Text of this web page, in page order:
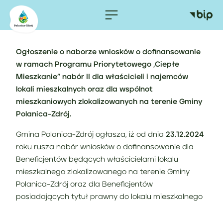
Ogłoszenie o naborze wniosków o dofinansowanie
w ramach Programu Priorytetowego „Ciepłe
Mieszkanie” nabór II dla właścicieli i najemców
lokali mieszkalnych oraz dla wspólnot
mieszkaniowych zlokalizowanych na terenie Gminy
Polanica-Zdrój.
Gmina Polanica-Zdrój ogłasza, iż od dnia 23.12.2024
roku rusza nabór wniosków o dofinansowanie dla
Beneficjentów będących właścicielami lokalu
mieszkalnego zlokalizowanego na terenie Gminy
Polanica-Zdrój oraz dla Beneficjentów
posiadających tytuł prawny do lokalu mieszkalnego